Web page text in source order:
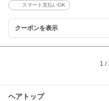
スマート支払いOK
クーポンを表示
1 /
ヘアトップ